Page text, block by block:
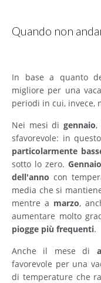
Quando non
In base a quanto
migliore per una
periodi in cui, invece,
Nei mesi digennaio,
sfavorevole: in
particolarmente
sotto lo zero. Gennaio
dell'anno con
media che si
mentre a marzo,
aumentare molto
piogge più frequenti.
Anche il mese di
favorevole per una
di temperature che